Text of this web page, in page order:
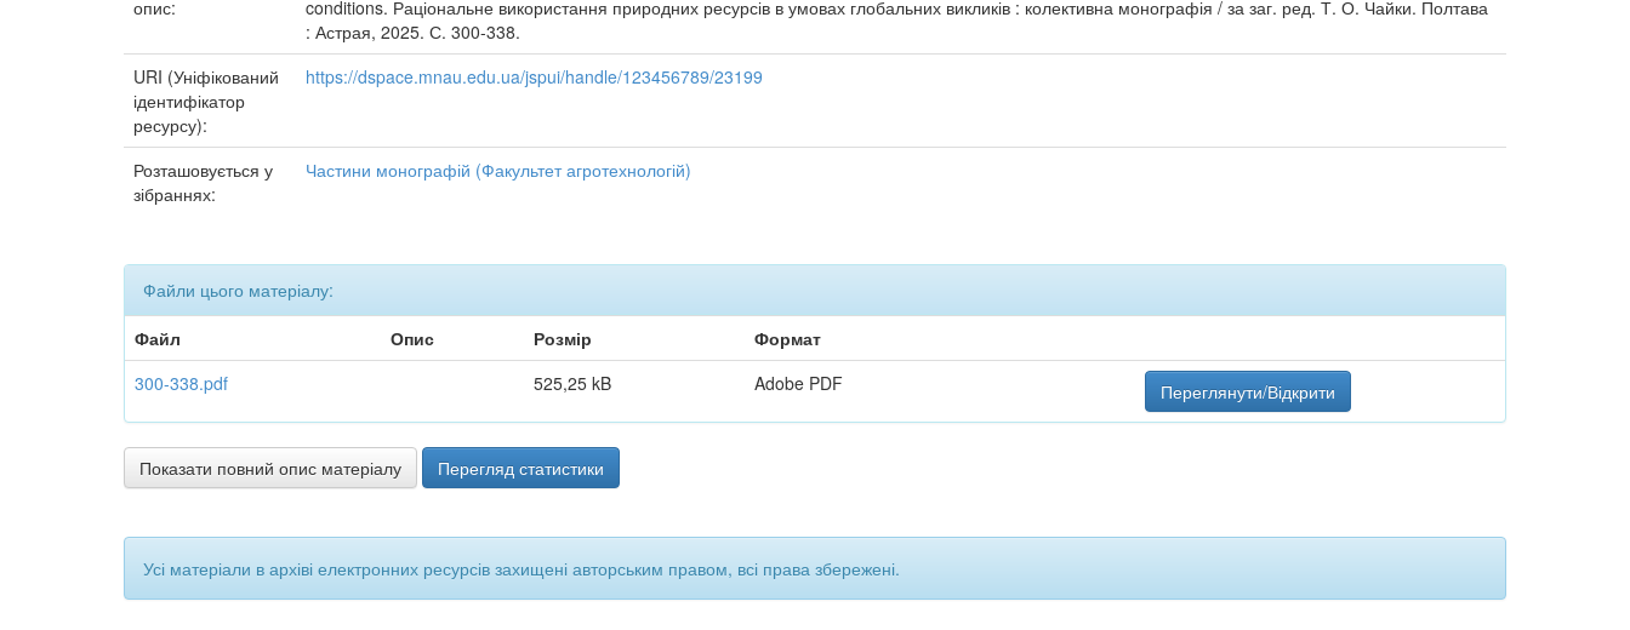
опис:
conditions. Раціональне використання природних ресурсів в умовах глобальних викликів : колективна монографія / за заг. ред. Т. О. Чайки. Полтава
: Астрая, 2025. С. 300-338.
URI (Уніфікований
ідентифікатор
ресурсу):
https://dspace.mnau.edu.ua/jspui/handle/123456789/23199
Розташовується у
зібраннях:
Частини монографій (Факультет агротехнологій)
Файли цього матеріалу:
Файл
Опис Розмір
Формат
300-338.pdf
525,25 kB Adobe PDF Переглянути/Відкрити
Показати повний опис матеріалу Перегляд статистики
Усі матеріали в архіві електронних ресурсів захищені авторським правом, всі права збережені.